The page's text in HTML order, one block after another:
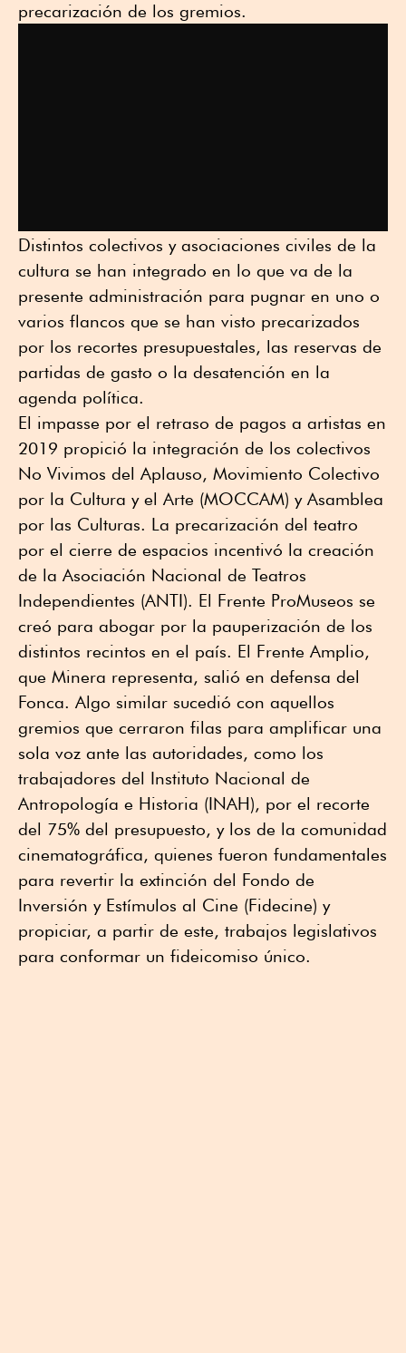
precarización de los gremios.
Distintos colectivos y asociaciones civiles de la
cultura se han integrado en lo que va de la
presente administración para pugnar en uno o
varios flancos que se han visto precarizados
por los recortes presupuestales, las reservas de
partidas de gasto o la desatención en la
agenda política.
El impasse por el retraso de pagos a artistas en
2019 propició la integración de los colectivos
No Vivimos del Aplauso, Movimiento Colectivo
por la Cultura y el Arte (MOCCAM) y Asamblea
por las Culturas. La precarización del teatro
por el cierre de espacios incentivó la creación
de la Asociación Nacional de Teatros
Independientes (ANTI). El Frente ProMuseos se
creó para abogar por la pauperización de los
distintos recintos en el país. El Frente Amplio,
que Minera representa, salió en defensa del
Fonca. Algo similar sucedió con aquellos
gremios que cerraron filas para amplificar una
sola voz ante las autoridades, como los
trabajadores del Instituto Nacional de
Antropología e Historia (INAH), por el recorte
del 75% del presupuesto, y los de la comunidad
cinematográfica, quienes fueron fundamentales
para revertir la extinción del Fondo de
Inversión y Estímulos al Cine (Fidecine) y
propiciar, a partir de este, trabajos legislativos
para conformar un fideicomiso único.